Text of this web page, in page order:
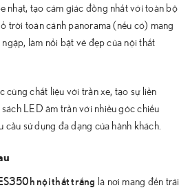
nhạt, tạo cảm giác đồng nhất với toàn bộ
trời toàn cảnh panorama (nếu có) mang
làm nổi bật vẻ đẹp của nội thất
chất liệu với trần xe, tạo sự liền
LED âm trần với nhiều góc chiếu
cầu sử dụng đa dạng của hành khách.
nội thất trắng là nơi mang đến trải